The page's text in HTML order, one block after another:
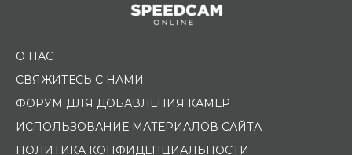
О НАС
СВЯЖИТЕСЬ С НАМИ
ФОРУМ ДЛЯ ДОБАВЛЕНИЯ КАМЕР
ИСПОЛЬЗОВАНИЕ МАТЕРИАЛОВ САЙТА
ПОЛИТИКА КОНФИДЕНЦИАЛЬНОСТИ